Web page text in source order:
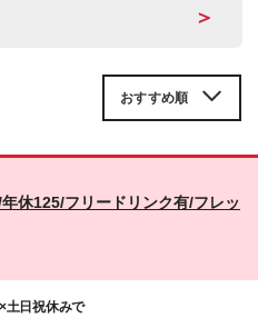
＞
休125/フリードリンク有/フレッ
土日祝休みで